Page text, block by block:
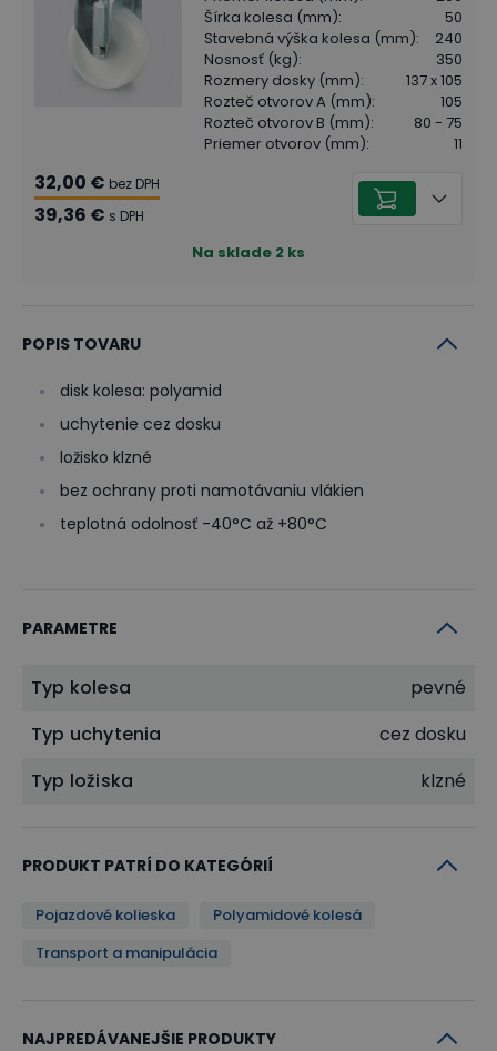
Šírka kolesa (mm):
50
Stavebná výška kolesa (mm):
240
Nosnosť (kg):
350
Rozmery dosky (mm):
137 x 105
Rozteč otvorov A (mm):
105
Rozteč otvorov B (mm):
80 - 75
Priemer otvorov (mm): 11
32,00 € bez DPH
39,36 € s DPH
Na sklade 2 ks
POPIS TOVARU
disk kolesa: polyamid
uchytenie cez dosku
ložisko klzné
bez ochrany proti namotávaniu vlákien
teplotná odolnosť -40°C až +80°C
PARAMETRE
Typ kolesa
pevné
Typ uchytenia
cez dosku
Typ ložiska
klzné
PRODUKT PATRÍ DO KATEGÓRIÍ
Pojazdové kolieska
Polyamidové kolesá
Transport a manipulácia
NAJPREDÁVANEJŠIE PRODUKTY